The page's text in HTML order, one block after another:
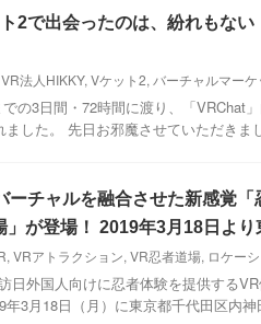
2で出会ったのは、紛れもない
VR法人HIKKY, Vケット2, バーチャルマーケ
の3日間・72時間に渡り、「VRChat
ました。 先日お邪魔させていただきま
ーチャルを融合させた新感覚
」が登場！ 2019年3月18日よ
, VRアトラクション, VR忍者道場, ロケー
日外国人向けに忍者体験を提供する
年3月18日（月）に東京都千代田区内